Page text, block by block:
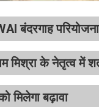
बंदरगाह
मिश्रा के नेतृत्व में
मिलेगा बढ़ावा